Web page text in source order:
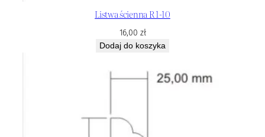
Listwa ścienna R 1-10
16,00 zł
Dodaj do koszyka